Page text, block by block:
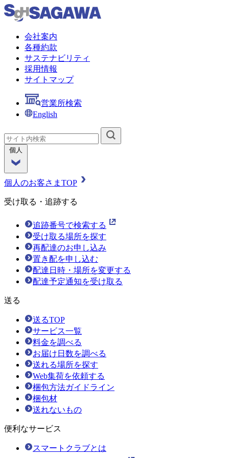
会社案内
各種約款
サステナビリティ
採用情報
サイトマップ
営業所検索
English
個人
個人のお客さまTOP
受け取る・追跡する
追跡番号で検索する
受け取る場所を探す
再配達のお申し込み
置き配を申し込む
配達日時・場所を変更する
配達予定通知を受け取る
送る
送るTOP
サービス一覧
料金を調べる
お届け日数を調べる
送れる場所を探す
Web集荷を依頼する
梱包方法ガイドライン
梱包材
送れないもの
便利なサービス
スマートクラブとは